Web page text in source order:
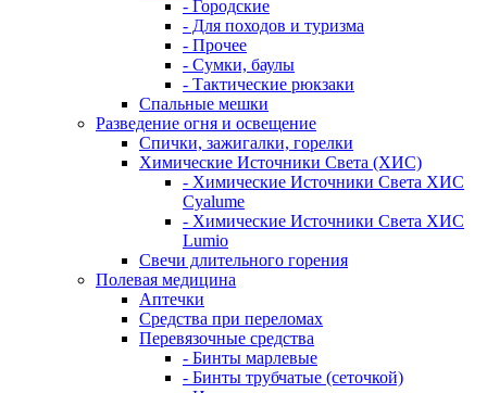
- Городские
- Для походов и туризма
- Прочее
- Сумки, баулы
- Тактические рюкзаки
Спальные мешки
Разведение огня и освещение
Спички, зажигалки, горелки
Химические Источники Света (ХИС)
- Химические Источники Света ХИС
Cyalume
- Химические Источники Света ХИС
Lumio
Свечи длительного горения
Полевая медицина
Аптечки
Средства при переломах
Перевязочные средства
- Бинты марлевые
- Бинты трубчатые (сеточкой)